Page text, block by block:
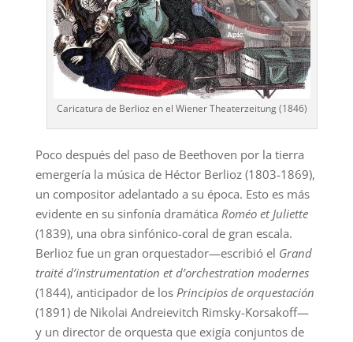
Caricatura de Berlioz en el Wiener Theaterzeitung (1846)
Poco después del paso de Beethoven por la tierra
emergería la música de Héctor Berlioz (1803-1869),
un compositor adelantado a su época. Esto es más
evidente en su sinfonía dramática Roméo et Juliette
(1839), una obra sinfónico-coral de gran escala.
Berlioz fue un gran orquestador—escribió el Grand
traité d’instrumentation et d’orchestration modernes
(1844), anticipador de los Principios de orquestación
(1891) de Nikolai Andreievitch Rimsky-Korsakoff—
y un director de orquesta que exigía conjuntos de